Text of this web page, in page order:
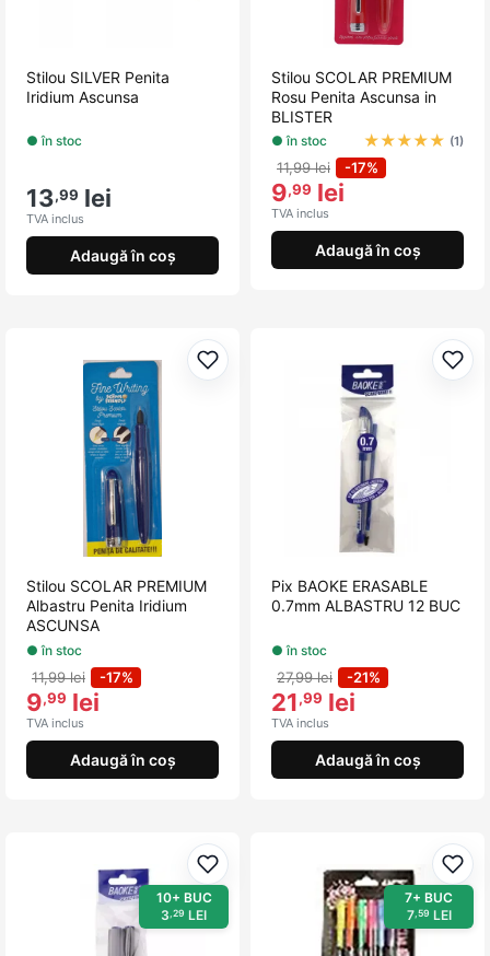
Stilou SILVER Penita
Iridium Ascunsa
● în stoc
13,99 lei
TVA inclus
Adaugă în coș
Stilou SCOLAR PREMIUM
Rosu Penita Ascunsa in
BLISTER
● în stoc ★★★★★ (1)
11,99 lei -17%
9,99 lei
TVA inclus
Adaugă în coș
Adaugă la favorite
Stilou SCOLAR PREMIUM
Albastru Penita Iridium
ASCUNSA
● în stoc
11,99 lei -17%
9,99 lei
TVA inclus
Adaugă în coș
Pix BAOKE ERASABLE
0.7mm ALBASTRU 12 BUC
● în stoc
27,99 lei -21%
21,99 lei
TVA inclus
Adaugă în coș
Adaugă la favorite
10+ BUC
3,29 LEI
7+ BUC
7,59 LEI